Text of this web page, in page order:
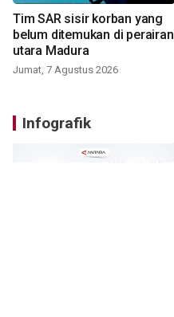
Tim SAR sisir korban yang
belum ditemukan di perairan
utara Madura
Jumat, 7 Agustus 2026
Infografik